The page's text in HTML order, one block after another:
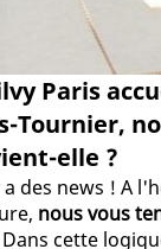
Paris
Tournier,
elle ?
des news ! A
nous vous
Dans cette